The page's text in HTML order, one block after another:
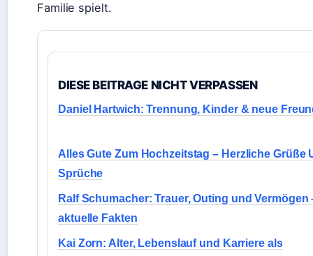
Familie spielt.
DIESE BEITRAGE NICHT VERPASSEN
Daniel Hartwich: Trennung, Kinder & neue
Alles Gute Zum Hochzeitstag – Herzliche Grüße
Sprüche
Ralf Schumacher: Trauer, Outing und Vermögen
aktuelle Fakten
Kai Zorn: Alter, Lebenslauf und Karriere als